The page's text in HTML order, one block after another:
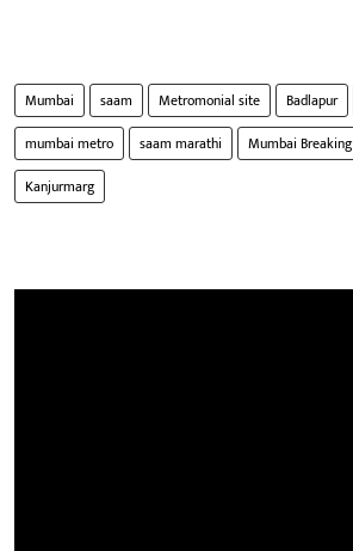
Mumbai saam Metromonial site Badlapur
mumbai metro
saam marathi Mumbai Breaking
Kanjurmarg